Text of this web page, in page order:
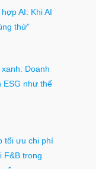
AI: Khi AI
thử”
Doanh
ESG như thế
tối ưu chi phí
F&B trong